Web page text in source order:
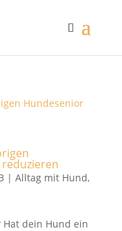
| Alltag mit Hund,
dein Hund ein